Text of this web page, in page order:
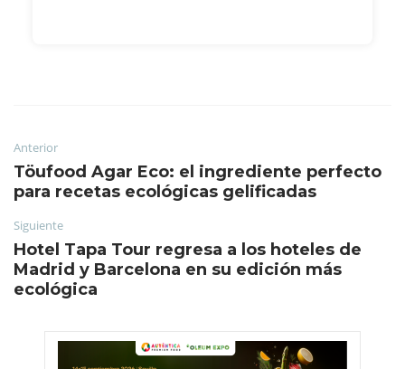
Anterior
Töufood Agar Eco: el ingrediente perfecto
para recetas ecológicas gelificadas
Siguiente
Hotel Tapa Tour regresa a los hoteles de
Madrid y Barcelona en su edición más
ecológica